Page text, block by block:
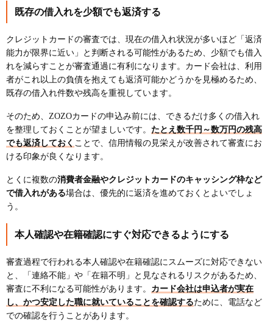
既存の借入れを少額でも返済する
クレジットカードの審査では、現在の借入れ状況が多いほど「返済
能力が限界に近い」と判断される可能性があるため、少額でも借入
れを減らすことが審査通過に有利になります。カード会社は、利用
者がこれ以上の負債を抱えても返済可能かどうかを見極めるため、
既存の借入れ件数や残高を重視しています。
そのため、ZOZOカードの申込み前には、できるだけ多くの借入れ
を整理しておくことが望ましいです。 たとえ数千円～数万円の残高
でも返済しておく ことで、信用情報の見栄えが改善されて審査にお
ける印象が良くなります。
とくに複数の消費者金融やクレジットカードのキャッシング枠など
で借入れがある場合は、優先的に返済を進めておくとよいでしょ
う。
本人確認や在籍確認にすぐ対応できるようにする
審査過程で行われる本人確認や在籍確認にスムーズに対応できない
と、「連絡不能」や「在籍不明」と見なされるリスクがあるため、
審査に不利になる可能性があります。 カード会社は申込者が実在
し、かつ安定した職に就いていることを確認するために、電話など
での確認を行うことがあります。